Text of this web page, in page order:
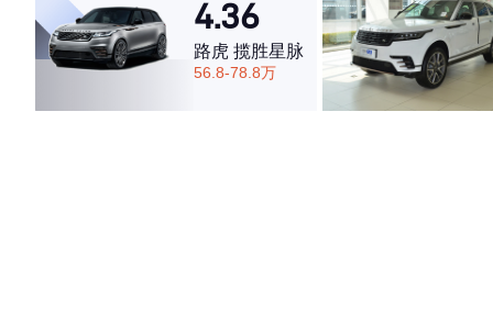
4.36
路虎 揽胜星脉
56.8-78.8万